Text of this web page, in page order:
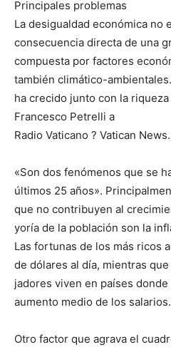
Principales problemas
La desigualdad económica no
consecuencia directa de una
compuesta por factores
también climático-
ha crecido junto con la
Francesco Petrelli a
Radio Vaticano ? Vatican News.
«Son dos fenómenos que se
últimos 25 años».
que no contribuyen al
yoría de la población son la
Las fortunas de los más ricos
de dólares al día, mientras
jadores viven en países
aumento medio de los salarios.
Otro factor que agrava el